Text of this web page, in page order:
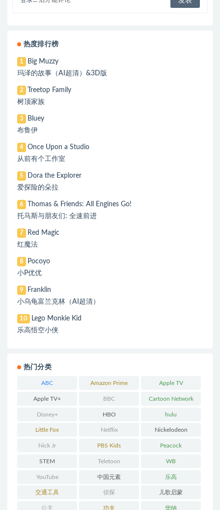
热度排行榜
1
Big Muzzy
玛泽的故事（AI超清）&3D版
2
Treetop Family
树顶家族
3
Bluey
布鲁伊
4
Once Upon a Studio
从前有个工作室
5
Dora the Explorer
爱探险的朵拉
6
Thomas & Friends: All Engines Go!
托马斯与朋友们: 全速前进
7
Red Magic
红魔法
8
Pocoyo
小P优优
9
Franklin
小乌龟富兰克林（AI超清）
10
Lego Monkie Kid
乐高悟空小侠
热门分类
ABC Amazon Prime Apple TV
Apple TV+ BBC Cartoon Network
Disney+ HBO hulu
Little Fox Netflix Nickelodeon
Nick Jr PBS Kids Peacock
STEM Teletoon WB
YouTube 中国元素 乐高
交通工具 侦探 儿歌启蒙
公主 功夫 华纳